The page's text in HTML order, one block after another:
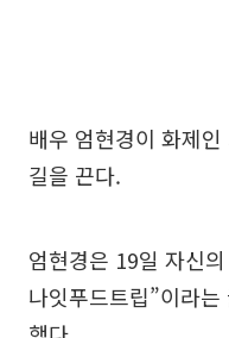
배우 엄현경이 화제
길을 끈다.
엄현경은 19일 자신
나잇푸드트립”이라